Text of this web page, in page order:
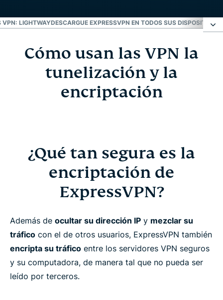
VPN: LIGHTWAYDESCARGUE EXPRESSVPN EN TODOS SUS DISPOSITIVOS
Cómo usan las VPN la tunelización y la
¿Qué tan segura es la encriptación de
Descargue ExpressVPN en todos sus dispositivos
Preguntas frecuentes
Conozca más acerca de cómo usar una VPN
¿Listo para probar la mejor VPN encriptada?
Cómo usan las VPN la
tunelización y la
encriptación
¿Qué tan segura es la
encriptación de
ExpressVPN?
Además de ocultar su dirección IP y mezclar su
tráfico con el de otros usuarios, ExpressVPN también
encripta su tráfico entre los servidores VPN seguros
y su computadora, de manera tal que no pueda ser
leído por terceros.